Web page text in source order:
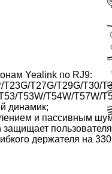
Yealink по RJ9:
T27G/T29G/T30/
T53W/T54W/T57W/
динамик;
и пассивным
держателя на